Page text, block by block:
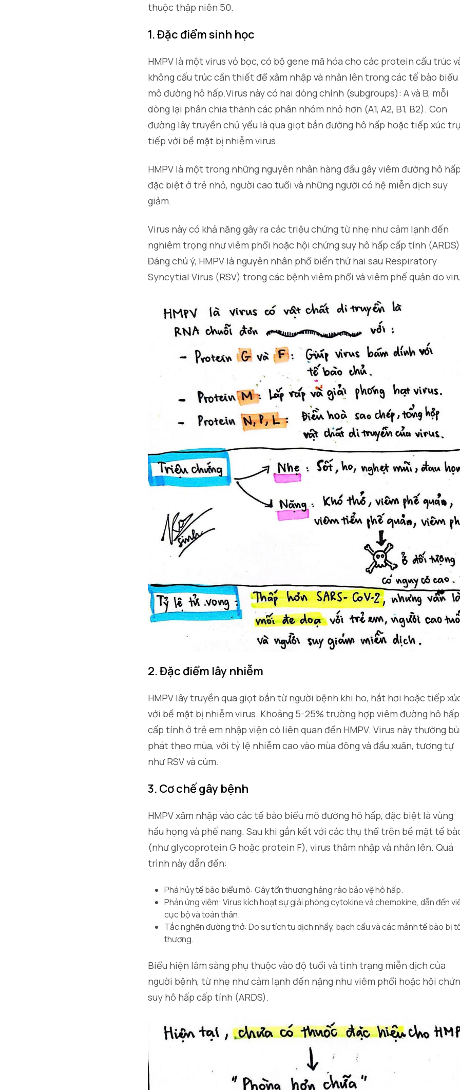
thuộc thập niên 50.
1. Đặc điểm sinh học
HMPV là một virus vỏ bọc, có bộ gene mã hóa cho các protein cấu trúc
không cấu trúc cần thiết để xâm nhập và nhân lên trong các tế bào biểu
mô đường hô hấp.Virus này có hai dòng chính (subgroups): A và B, mỗi
dòng lại phân chia thành các phân nhóm nhỏ hơn (A1, A2, B1, B2). Con
đường lây truyền chủ yếu là qua giọt bắn đường hô hấp hoặc tiếp xúc
tiếp với bề mặt bị nhiễm virus.
HMPV là một trong những nguyên nhân hàng đầu gây viêm đường hô
đặc biệt ở trẻ nhỏ, người cao tuổi và những người có hệ miễn dịch suy
giảm.
Virus này có khả năng gây ra các triệu chứng từ nhẹ như cảm lạnh đến
nghiêm trọng như viêm phổi hoặc hội chứng suy hô hấp cấp tính
Đáng chú ý, HMPV là nguyên nhân phổ biến thứ hai sau Respiratory
Syncytial Virus (RSV) trong các bệnh viêm phổi và viêm phế quản do
2. Đặc điểm lây nhiễm
HMPV lây truyền qua giọt bắn từ người bệnh khi ho, hắt hơi hoặc tiếp
với bề mặt bị nhiễm virus. Khoảng 5-25% trường hợp viêm đường hô hấp
cấp tính ở trẻ em nhập viện có liên quan đến HMPV. Virus này thường
phát theo mùa, với tỷ lệ nhiễm cao vào mùa đông và đầu xuân, tương tự
như RSV và cúm.
3. Cơ chế gây bệnh
HMPV xâm nhập vào các tế bào biểu mô đường hô hấp, đặc biệt là vùng
hầu họng và phế nang. Sau khi gắn kết với các thụ thể trên bề mặt tế
(như glycoprotein G hoặc protein F), virus thâm nhập và nhân lên. Quá
trình này dẫn đến:
Phá hủy tế bào biểu mô: Gây tổn thương hàng rào bảo vệ hô hấp.
Phản ứng viêm:Virus kích hoạt sự giải phóng cytokine và chemokine, dẫn đến
cục bộ và toàn thân.
Tắc nghẽn đường thở:Do sự tích tụ dịch nhầy, bạch cầu và các mảnh tế bào bị
thương.
Biểu hiện lâm sàng phụ thuộc vào độ tuổi và tình trạng miễn dịch của
người bệnh, từ nhẹ như cảm lạnh đến nặng như viêm phổi hoặc hội
suy hô hấp cấp tính (ARDS).